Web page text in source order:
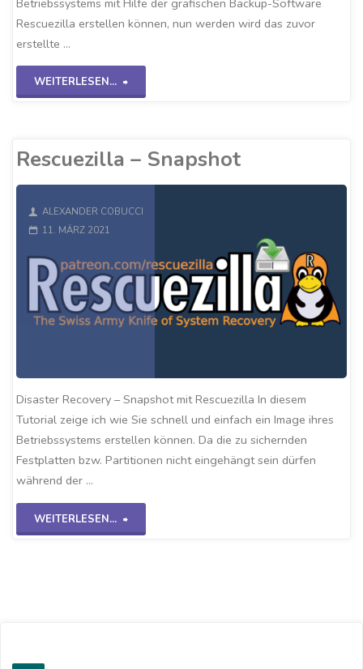
Rescuezilla erstellen können, nun werden wird das zuvor
erstellte …
WEITERLESEN...
"Rescuezilla
Rescuezilla – Snapshot
ALEXANDER COBUCCI
11. MÄRZ 2021
Disaster Recovery – Snapshot mit Rescuezilla In diesem
Tutorial zeige ich wie Sie schnell und einfach ein Image ihres
Betriebssystems erstellen können. Da die zu sichernden
Festplatten bzw. Partitionen nicht eingehängt sein dürfen
während der …
WEITERLESEN...
"Rescuezilla